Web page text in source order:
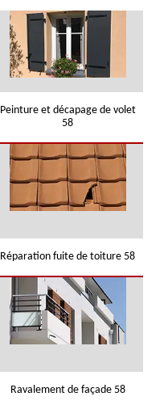
Peinture et décapage de volet
58
Réparation fuite de toiture 58
Ravalement de façade 58